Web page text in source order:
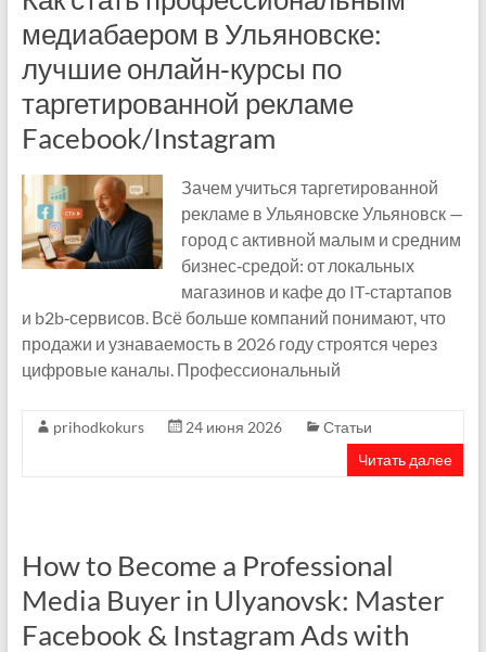
медиабаером в Ульяновске:
лучшие онлайн‑курсы по
таргетированной рекламе
Facebook/Instagram
Зачем учиться таргетированной
рекламе в Ульяновске Ульяновск —
город с активной малым и средним
бизнес‑средой: от локальных
магазинов и кафе до IT‑стартапов
и b2b‑сервисов. Всё больше компаний понимают, что
продажи и узнаваемость в 2026 году строятся через
цифровые каналы. Профессиональный
prihodkokurs 24 июня 2026
Статьи
Читать далее
How to Become a Professional
Media Buyer in Ulyanovsk: Master
Facebook & Instagram Ads with